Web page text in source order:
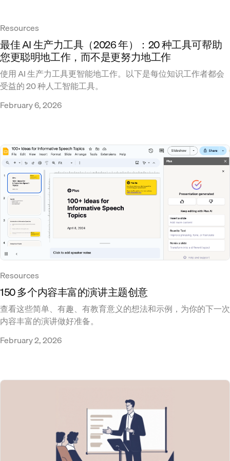
Resources
最佳 AI 生产力工具（2026 年）：20 种工具可帮助
您更聪明地工作，而不是更努力地工作
使用 AI 生产力工具更智能地工作。以下是每位知识工作者都会
受益的 20 种人工智能工具。
February 6, 2026
Resources
150 多个内容丰富的演讲主题创意
查看这些简单、有趣、有教育意义的想法和示例，为你的下一次
内容丰富的演讲做好准备。
February 2, 2026